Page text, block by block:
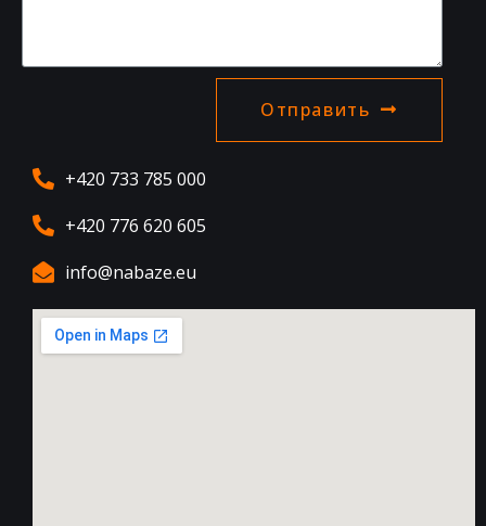
Отправить
+420 733 785 000
+420 776 620 605
info@nabaze.eu